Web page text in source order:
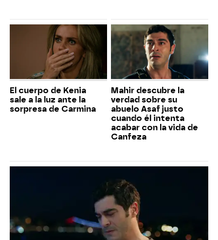
El cuerpo de Kenia
sale a la luz ante la
sorpresa de Carmina
Mahir descubre la
verdad sobre su
abuelo Asaf justo
cuando él intenta
acabar con la vida de
Canfeza